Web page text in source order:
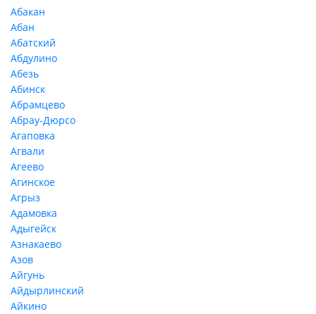
Абакан
Абан
Абатский
Абдулино
Абезь
Абинск
Абрамцево
Абрау-Дюрсо
Агаповка
Агвали
Агеево
Агинское
Агрыз
Адамовка
Адыгейск
Азнакаево
Азов
Айгунь
Айдырлинский
Айкино